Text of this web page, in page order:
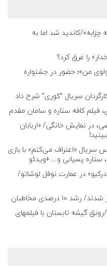
کاندید شد اما به
را غرق کرد؟
من»؛ حضور در جشنواره
سریال “کوری” شرح داد
فیلم کافه ستاره و سامان مقدم
در نمایش خانگی/ «اربابان
سریال «اعتراف می‌کنم» با بازی
ستاره پسیانی و…+ویدئو
در عمارت نوفل لوشاتو/
درصدی مخاطبان
فروش در کمتر از ۲۰ روز/رونق گیشه تابستان با فیلمهای